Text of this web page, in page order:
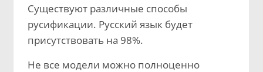
Существуют различные способы
русификации. Русский язык будет
присутствовать на 98%.
Не все модели можно полноценно